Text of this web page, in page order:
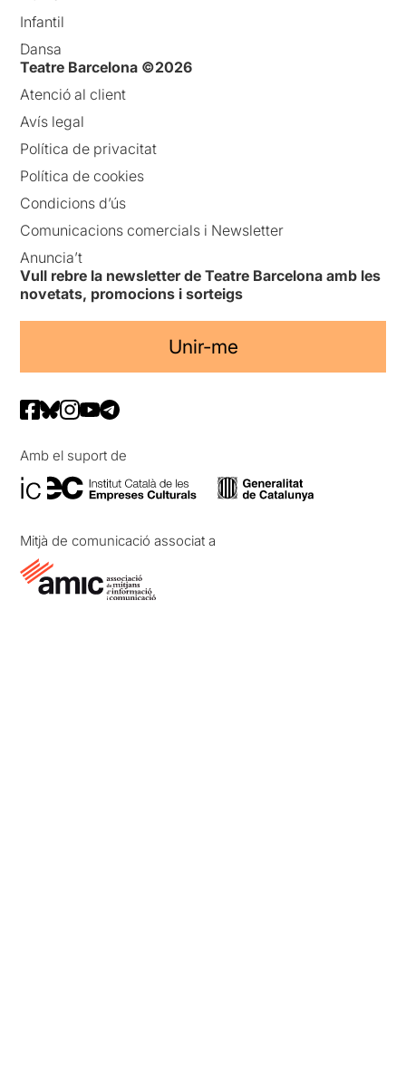
Infantil
Dansa
Teatre Barcelona ©2026
Atenció al client
Avís legal
Política de privacitat
Política de cookies
Condicions d’ús
Comunicacions comercials i Newsletter
Anuncia’t
Vull rebre la newsletter de Teatre Barcelona amb les
novetats, promocions i sorteigs
Unir-me
Amb el suport de
Mitjà de comunicació associat a